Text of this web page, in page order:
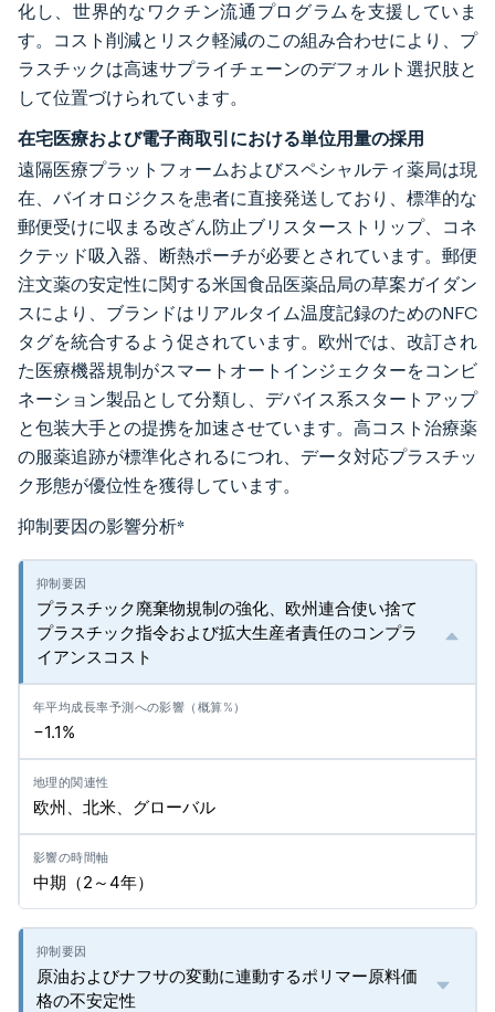
化し、世界的なワクチン流通プログラムを支援していま
す。コスト削減とリスク軽減のこの組み合わせにより、プ
ラスチックは高速サプライチェーンのデフォルト選択肢と
して位置づけられています。
在宅医療および電子商取引における単位用量の採用
遠隔医療プラットフォームおよびスペシャルティ薬局は現
在、バイオロジクスを患者に直接発送しており、標準的な
郵便受けに収まる改ざん防止ブリスターストリップ、コネ
クテッド吸入器、断熱ポーチが必要とされています。郵便
注文薬の安定性に関する米国食品医薬品局の草案ガイダン
スにより、ブランドはリアルタイム温度記録のためのNFC
タグを統合するよう促されています。欧州では、改訂され
た医療機器規制がスマートオートインジェクターをコンビ
ネーション製品として分類し、デバイス系スタートアップ
と包装大手との提携を加速させています。高コスト治療薬
の服薬追跡が標準化されるにつれ、データ対応プラスチッ
ク形態が優位性を獲得しています。
抑制要因の影響分析*
プラスチック廃棄物規制の強化、欧州連合使い捨て
プラスチック指令および拡大生産者責任のコンプラ
イアンスコスト
−1.1%
欧州、北米、グローバル
中期（2～4年）
原油およびナフサの変動に連動するポリマー原料価
格の不安定性